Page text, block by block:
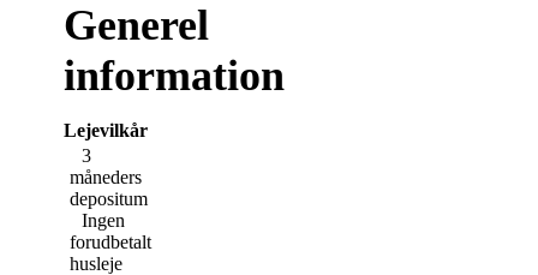
Generel
information
Lejevilkår
3
måneders
depositum
Ingen
forudbetalt
husleje